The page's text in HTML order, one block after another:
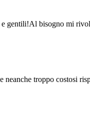
gentili!Al bisogno mi
neanche troppo costosi